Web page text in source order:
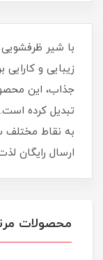
زیبایی و
جذاب، این
تبدیل کرده
به نقاط
ارسال رایگان
محصولات